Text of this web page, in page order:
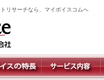
リサーチなら、マイボイスコムへ